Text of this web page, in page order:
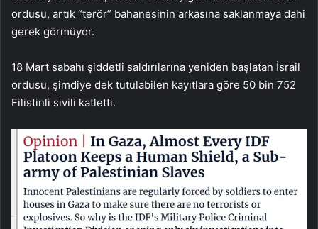
ordusu, artık “terör” bahanesinin arkasına saklanmaya dahi
gerek görmüyor.
18 Mart sabahı şiddetli saldırılarına yeniden başlatan İsrail
ordusu, şimdiye dek tutulabilen kayıtlara göre 50 bin 752
Filistinli sivili katletti.